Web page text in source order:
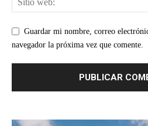
Guardar mi nombre, correo
navegador la próxima vez que comente.